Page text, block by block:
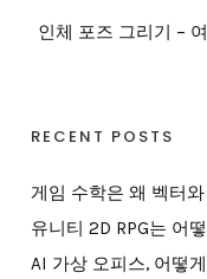
인체 포즈 그리기 –
RECENT POSTS
게임 수학은 왜 벡터
유니티 2D RPG는 어
AI 가상 오피스, 어떻